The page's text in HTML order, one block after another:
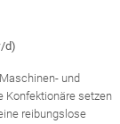
d)
und
Konfektionäre setzen
reibungslose